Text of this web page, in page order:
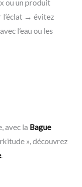
ou un produit
l’éclat → évitez
l’eau ou les
avec la Bague
», découvrez
.